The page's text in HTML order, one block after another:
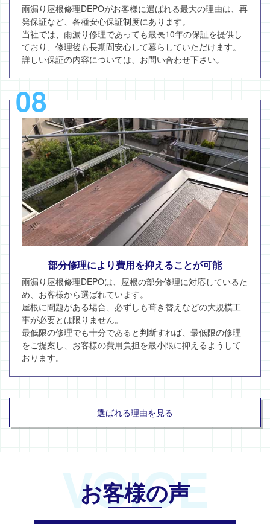
雨漏り屋根修理DEPOがお客様に選ばれる最大の理由は、再
発保証など、各種安心保証制度にあります。
当社では、雨漏り修理であっても最長10年の保証を提供し
ており、修理後も長期間安心して暮らしていただけます。
詳しい保証の内容については、お問い合わせ下さい。
08
部分修理により費用を抑えることが可能
雨漏り屋根修理DEPOは、屋根の部分修理に対応しているた
め、お客様から選ばれています。
屋根に問題がある場合、必ずしも葺き替えなどの大規模工
事が必要とは限りません。
最低限の修理でも十分であると判断すれば、最低限の修理
をご提案し、お客様の費用負担を最小限に抑えるようして
おります。
選ばれる理由を見る
VOICE
お客様の声